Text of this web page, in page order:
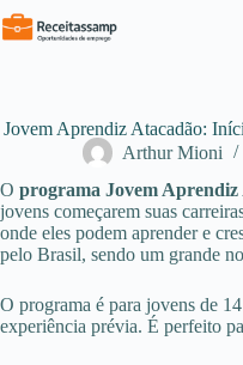
Pular
para
Jovem Aprendiz Atacadão:
Arthur Mioni
O programa Jovem Aprendiz
jovens começarem suas
onde eles podem aprender e
pelo Brasil, sendo um grande
O programa é para jovens de
experiência prévia. É perfeito